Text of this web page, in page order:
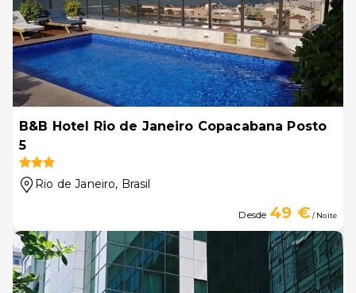
B&B Hotel Rio de Janeiro Copacabana Posto
5
Rio de Janeiro, Brasil
Desde 49 €/ Noite